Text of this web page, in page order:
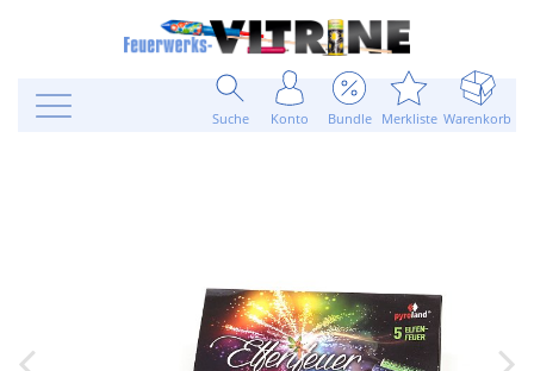
Suche Konto Bundle Merkliste Warenkorb